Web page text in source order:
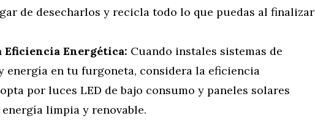
de desecharlos y recicla todo lo que puedas al finalizar
Eficiencia Energética: Cuando instales sistemas de
energía en tu furgoneta, considera la eficiencia
por luces LED de bajo consumo y paneles solares
limpia y renovable.